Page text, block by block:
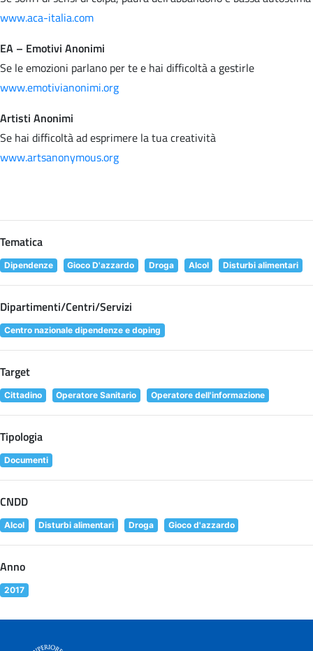
www.aca-italia.com
EA – Emotivi Anonimi
Se le emozioni parlano per te e hai difficoltà a gestirle
www.emotivianonimi.org
Artisti Anonimi
Se hai difficoltà ad esprimere la tua creatività
www.artsanonymous.org
Tematica
Dipendenze Gioco D'azzardo Droga Alcol Disturbi alimentari
Dipartimenti/Centri/Servizi
Centro nazionale dipendenze e doping
Target
Cittadino Operatore Sanitario Operatore dell'informazione
Tipologia
Documenti
CNDD
Alcol Disturbi alimentari Droga Gioco d'azzardo
Anno
2017